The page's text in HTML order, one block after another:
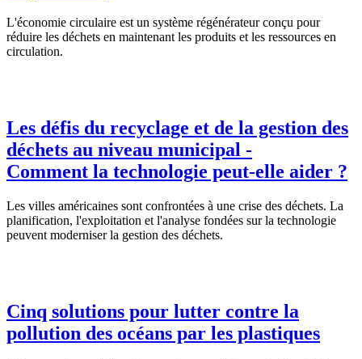
L'économie circulaire est un système régénérateur conçu pour
réduire les déchets en maintenant les produits et les ressources en
circulation.
Les défis du recyclage et de la gestion des
déchets au niveau municipal -
Comment la technologie peut-elle aider ?
Les villes américaines sont confrontées à une crise des déchets. La
planification, l'exploitation et l'analyse fondées sur la technologie
peuvent moderniser la gestion des déchets.
Cinq solutions pour lutter contre la
pollution des océans par les plastiques